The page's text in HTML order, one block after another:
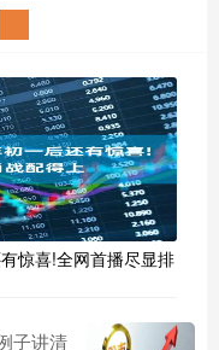
惊喜!全网首播尽显排
子讲清